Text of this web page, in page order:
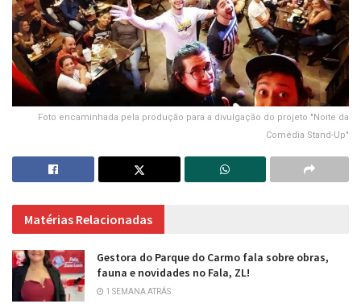
Foto encaminhada pela produção para a divulgação do projeto "Noite da
Comédia Stand-Up"
Matérias Relacionadas
Gestora do Parque do Carmo fala sobre obras,
fauna e novidades no Fala, ZL!
1 SEMANA ATRÁS